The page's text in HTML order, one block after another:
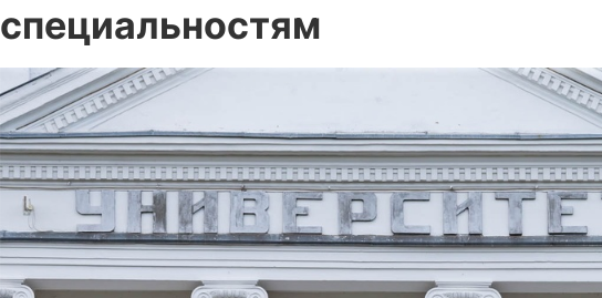
специальностям